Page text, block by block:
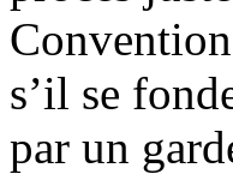
s’il se
par un